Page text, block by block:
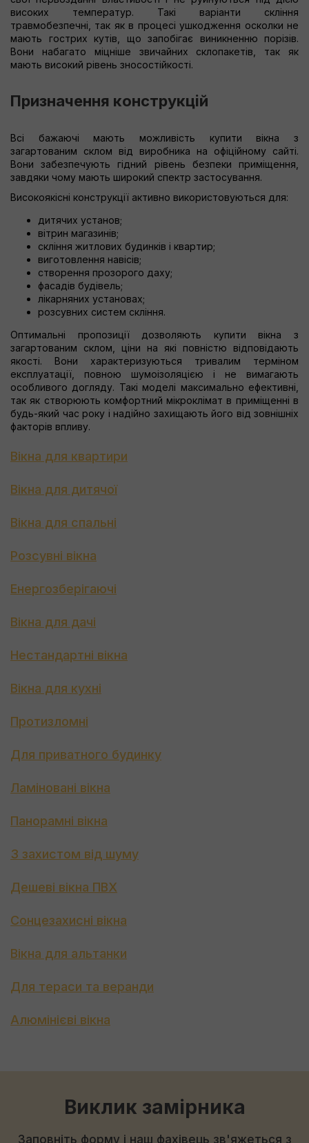
високих температур. Такі варіанти скління
травмобезпечні, так як в процесі ушкодження осколки не
мають гострих кутів, що запобігає виникненню порізів.
Вони набагато міцніше звичайних склопакетів, так як
мають високий рівень зносостійкості.
Призначення конструкцій
Всі бажаючі мають можливість купити вікна з
загартованим склом від виробника на офіційному сайті.
Вони забезпечують гідний рівень безпеки приміщення,
завдяки чому мають широкий спектр застосування.
Високоякісні конструкції активно використовуються для:
дитячих установ;
вітрин магазинів;
скління житлових будинків і квартир;
виготовлення навісів;
створення прозорого даху;
фасадів будівель;
лікарняних установах;
розсувних систем скління.
Оптимальні пропозиції дозволяють купити вікна з
загартованим склом, ціни на які повністю відповідають
якості. Вони характеризуються тривалим терміном
експлуатації, повною шумоізоляцією і не вимагають
особливого догляду. Такі моделі максимально ефективні,
так як створюють комфортний мікроклімат в приміщенні в
будь-який час року і надійно захищають його від зовнішніх
факторів впливу.
Вікна для квартири
Вікна для дитячої
Вікна для спальні
Розсувні вікна
Енергозберігаючі
Вікна для дачі
Нестандартні вікна
Вікна для кухні
Протизломні
Для приватного будинку
Ламіновані вікна
Панорамні вікна
З захистом від шуму
Дешеві вікна ПВХ
Сонцезахисні вікна
Вікна для альтанки
Для тераси та веранди
Алюмінієві вікна
Виклик замірника
Заповніть форму і наш фахівець зв'яжеться з